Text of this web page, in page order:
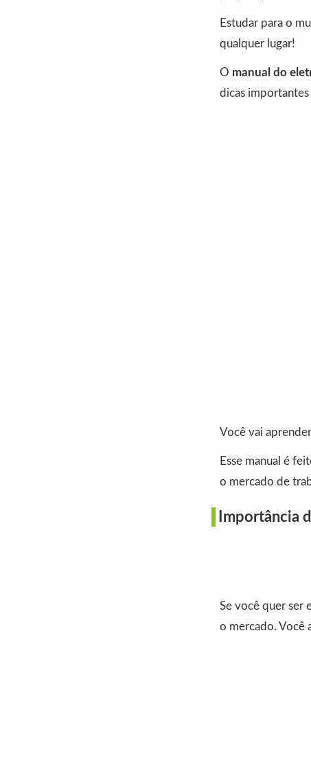
Estudar para o
qualquer lugar!
O manual do
dicas
Você vai
Esse manual é
o mercado de
Importância
Se você quer ser
o mercado. Você